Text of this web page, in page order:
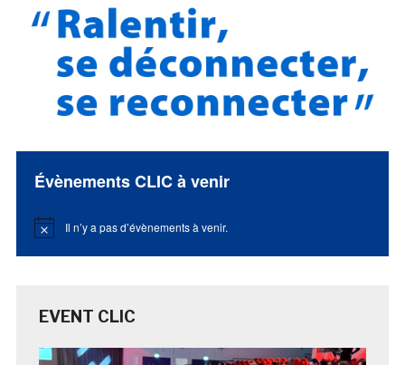
Évènements CLIC à venir
Notice Il n’y a pas d’évènements à venir.
EVENT CLIC